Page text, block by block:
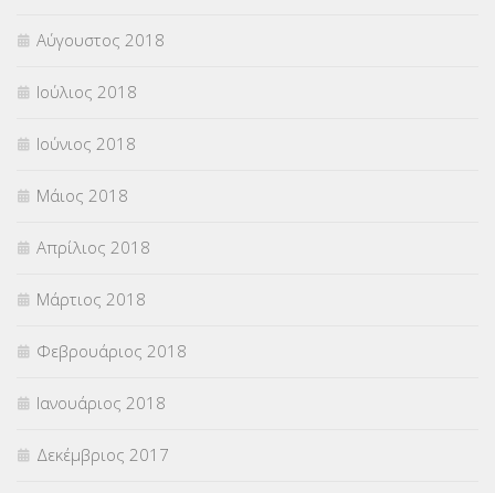
Αύγουστος 2018
Ιούλιος 2018
Ιούνιος 2018
Μάιος 2018
Απρίλιος 2018
Μάρτιος 2018
Φεβρουάριος 2018
Ιανουάριος 2018
Δεκέμβριος 2017